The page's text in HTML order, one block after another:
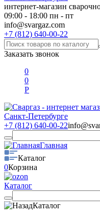
интернет-магазин
09:00 - 18:00 пн - пт
info@svargaz.com
+7 (812) 640-00-22
Заказать звонок
0
0
Р
+7 (812) 640-00-22
Главная
Каталог
0Корзина
Каталог
Каталог